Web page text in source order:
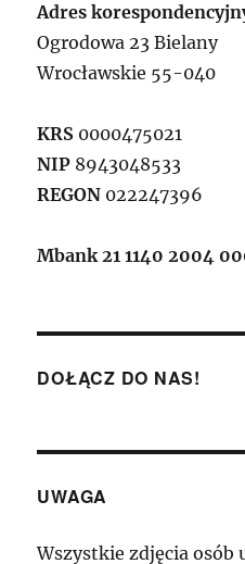
Adres
Ogrodowa 23 Bielany
Wrocławskie 55-040
KRS 0000475021
NIP 8943048533
REGON 022247396
Mbank 21 1140 2004
DOŁĄCZ DO NAS!
UWAGA
Wszystkie zdjęcia osób